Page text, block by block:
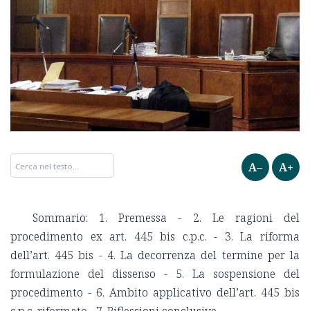
A– A+
Sommario: 1. Premessa - 2. Le ragioni del
procedimento ex art. 445 bis c.p.c. - 3. La riforma
dell’art. 445 bis - 4. La decorrenza del termine per la
formulazione del dissenso - 5. La sospensione del
procedimento - 6. Ambito applicativo dell’art. 445 bis